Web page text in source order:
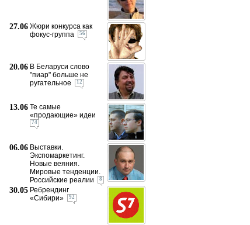
27.06 Жюри конкурса как
фокус-группа
56
20.06 В Беларуси слово
"пиар" больше не
ругательное
12
13.06 Те самые
«продающие» идеи
74
06.06 Выставки.
Экспомаркетинг.
Новые веяния.
Мировые тенденции.
Российские реалии
8
30.05 Ребрендинг
«Сибири»
92